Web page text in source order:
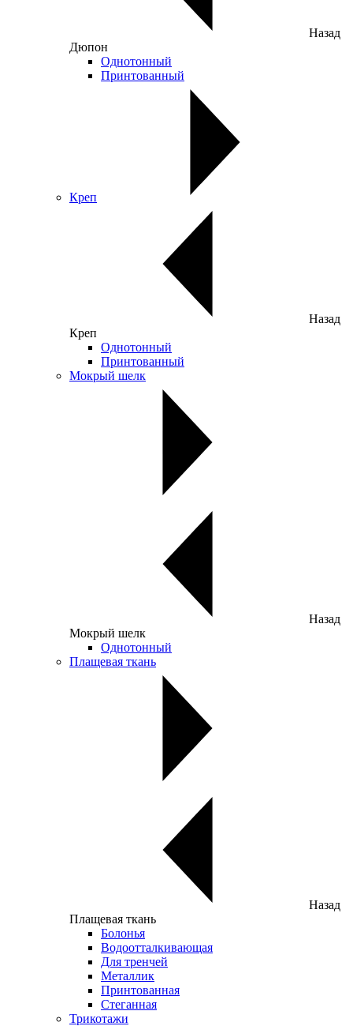
Назад
Дюпон
Однотонный
Принтованный
Креп
Назад
Креп
Однотонный
Принтованный
Мокрый шелк
Назад
Мокрый шелк
Однотонный
Плащевая ткань
Назад
Плащевая ткань
Болонья
Водоотталкивающая
Для тренчей
Металлик
Принтованная
Стеганная
Трикотажи